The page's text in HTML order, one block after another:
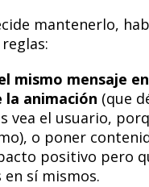
mantenerlo,
mismo mensaje
la animación (que
vea el usuario,
o poner
positivo pero
sí mismos.